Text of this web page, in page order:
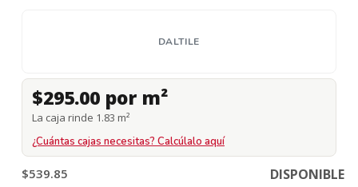
DALTILE
$295.00 por m²
La caja rinde 1.83 m²
¿Cuántas cajas necesitas? Calcúlalo aquí
$539.85
DISPONIBLE